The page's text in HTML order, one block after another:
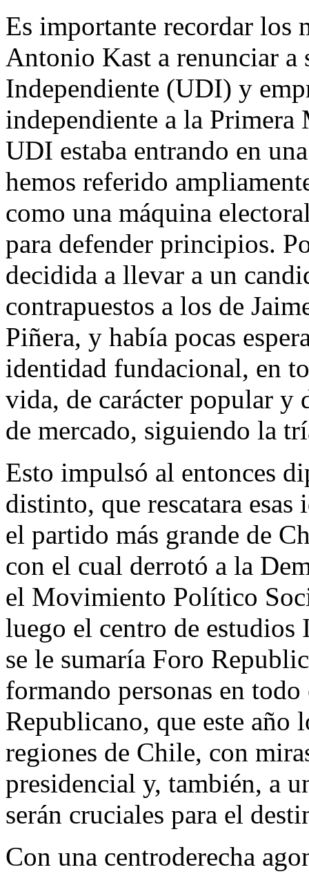
Es importante recordar los
Antonio Kast a renunciar
Independiente (UDI) y
independiente a la
UDI estaba entrando en
hemos referido
como una máquina
para defender principios.
decidida a llevar a un
contrapuestos a los de
Piñera, y había pocas
identidad fundacional, en
vida, de carácter popular y
de mercado, siguiendo la
Esto impulsó al entonces
distinto, que rescatara
el partido más grande de
con el cual derrotó a la
el Movimiento Político
luego el centro de estudios
se le sumaría Foro
formando personas en
Republicano, que este año
regiones de Chile, con
presidencial y, también, a
serán cruciales para el
Con una centroderecha